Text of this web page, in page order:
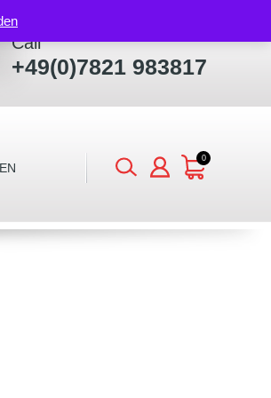
Call
+49(0)7821 983817
0